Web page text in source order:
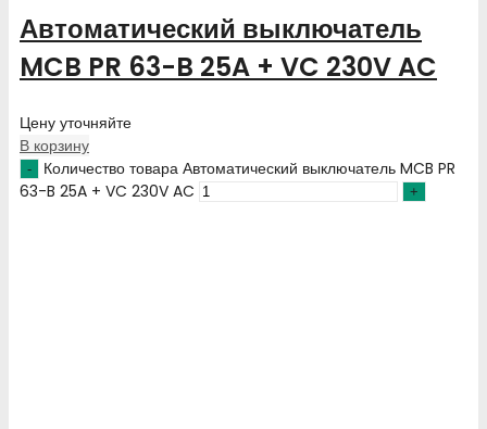
Автоматический выключатель
MCB PR 63-B 25A + VC 230V AC
Цену уточняйте
В корзину
Количество товара Автоматический выключатель MCB PR
63-B 25A + VC 230V AC